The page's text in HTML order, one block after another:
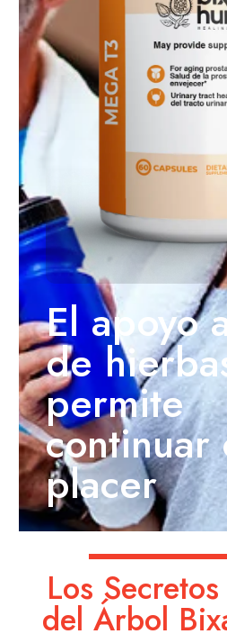
El apoyo
de
permite
continuar
placer
Los
del Árbol